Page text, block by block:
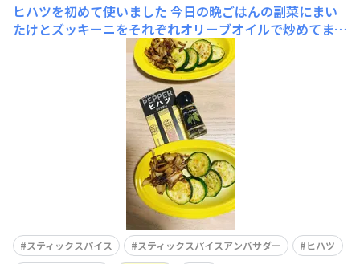
ヒハツを初めて使いました 今日の晩ごはんの副菜にまい
たけとズッキーニをそれぞれオリーブオイルで炒めてまし
た。ズッキーニは、塩とブラックペッパーで味付け。舞茸
は、塩とヒハツで味付けしました。前々からヒハツを使っ
てみたくて初めて使ってみました。初めて使うので、ズッ
キーニには、無難にブラックペッパーをふりました。ヒハ
スティックスパイス スティックスパイスアンバサダー
ヒハツ